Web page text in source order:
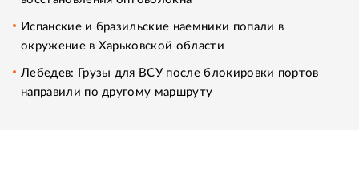
Испанские и бразильские наемники попали в
окружение в Харьковской области
Лебедев: Грузы для ВСУ после блокировки портов
направили по другому маршруту